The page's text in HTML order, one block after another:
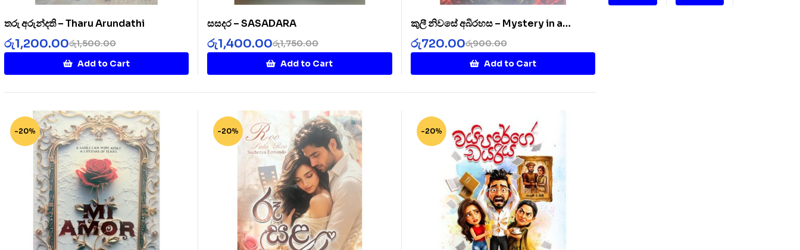
තරු අරුන්දති – Tharu Arundathi
රු1,500.00
රු1,200.00
Add to Cart
සසදර – SASADARA
රු1,750.00
රු1,400.00
Add to Cart
කුලී නිවසේ අබිරහස – Mystery in a
Rented House
රු900.00
රු720.00
Add to Cart
-20% -20% -20%